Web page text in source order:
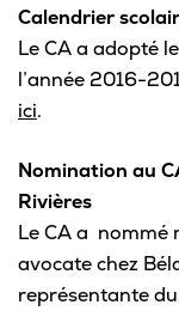
Calendrier
Le CA a adopté
l’année 2016-
ici.
Nomination au
Rivières
Le CA a nommé
avocate chez
représentante